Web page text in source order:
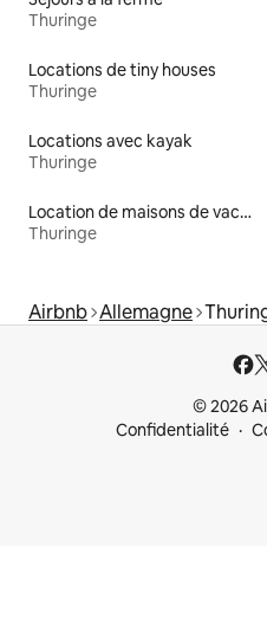
Thuringe
Locations de tiny houses
Thuringe
Locations avec kayak
Thuringe
Location de maisons de vacances
Thuringe
Airbnb Allemagne
© 2026
Confidentialité